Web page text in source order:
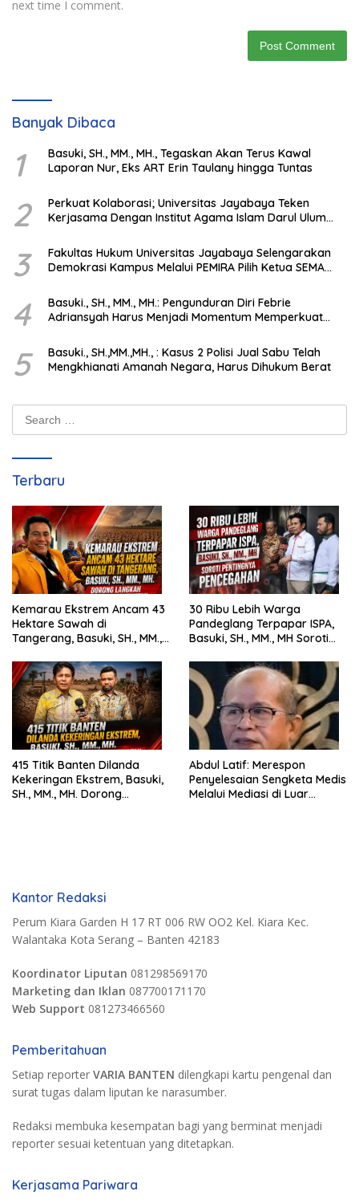
next time I comment.
Banyak Dibaca
1
Basuki, SH., MM., MH., Tegaskan Akan Terus Kawal
Laporan Nur, Eks ART Erin Taulany hingga Tuntas
2
Perkuat Kolaborasi; Universitas Jayabaya Teken
Kerjasama Dengan Institut Agama Islam Darul Ulum
3
Fakultas Hukum Universitas Jayabaya Selengarakan
Demokrasi Kampus Melalui PEMIRA Pilih Ketua SEMA
4
Basuki., SH., MM., MH.: Pengunduran Diri Febrie
Adriansyah Harus Menjadi Momentum Memperkuat
5
Basuki., SH.,MM.,MH., : Kasus 2 Polisi Jual Sabu Telah
Mengkhianati Amanah Negara, Harus Dihukum Berat
Terbaru
Kemarau Ekstrem Ancam 43
Hektare Sawah di
Tangerang, Basuki, SH., MM.,
Pemerintah
30 Ribu Lebih Warga
Pandeglang Terpapar ISPA,
Basuki, SH., MM., MH Soroti
415 Titik Banten Dilanda
Kekeringan Ekstrem, Basuki,
SH., MM., MH. Dorong
Abdul Latif: Merespon
Penyelesaian Sengketa Medis
Melalui Mediasi di Luar
Kantor Redaksi
Perum Kiara Garden H 17 RT 006 RW OO2 Kel. Kiara Kec.
Walantaka Kota Serang – Banten 42183
Koordinator Liputan 081298569170
Marketing dan Iklan 087700171170
Web Support 081273466560
Pemberitahuan
Setiap reporter VARIA BANTEN dilengkapi kartu pengenal dan
surat tugas dalam liputan ke narasumber.
Redaksi membuka kesempatan bagi yang berminat menjadi
reporter sesuai ketentuan yang ditetapkan.
Kerjasama Pariwara